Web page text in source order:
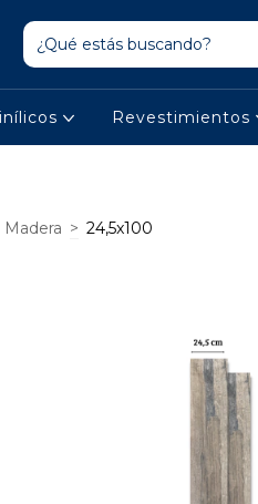
Revestimientos
Madera > 24,5x100